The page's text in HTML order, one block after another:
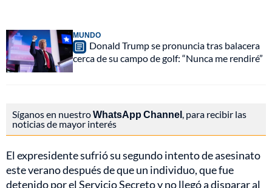
MUNDO
Donald Trump se pronuncia tras balacera
cerca de su campo de golf: “Nunca me rendiré”
Síganos en nuestroWhatsApp Channel, para recibir las
noticias de mayor interés
El expresidente sufrió su segundo intento de asesinato
este verano después de que un individuo, que fue
detenido por el Servicio Secreto y no llegó a disparar al